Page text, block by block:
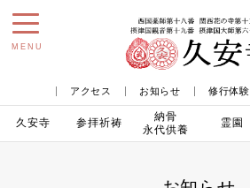
toggle
navigation
MENU
アクセス お知らせ 修行体験
久安寺 参拝祈祷
納骨
永代供養
霊園